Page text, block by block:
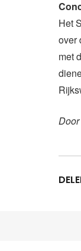
Het
over
met